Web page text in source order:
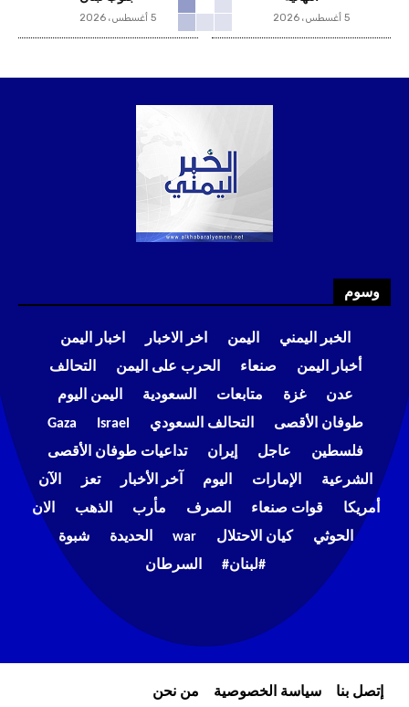
5 أغسطس، 2026 5 أغسطس، 2026
وسوم
الخبر اليمني اليمن اخر الاخبار
اخبار اليمن
أخبار اليمن
صنعاء الحرب على اليمن
التحالف
عدن
غزة متابعات السعودية
اليمن اليوم
طوفان الأقصى
التحالف السعودي Israel
Gaza
فلسطين
عاجل إيران
تداعيات طوفان الأقصى
الشرعية
الإمارات اليوم آخر الأخبار تعز
الآن
أمريكا
قوات صنعاء الصرف مأرب الذهب
الان
الحوثي
كيان الاحتلال war الحديدة
شبوة
#لبنان#
السرطان
إتصل بنا سياسة الخصوصية من نحن